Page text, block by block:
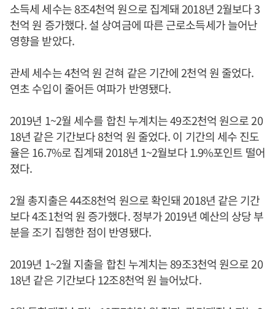
소득세 세수는 8조4천억 원으로 집계돼 2018년 2월보다 3
천억 원 증가했다. 설 상여금에 따른 근로소득세가 늘어난
영향을 받았다.
관세 세수는 4천억 원 걷혀 같은 기간에 2천억 원 줄었다.
연초 수입이 줄어든 여파가 반영됐다.
2019년 1~2월 세수를 합친 누계치는 49조2천억 원으로 20
18년 같은 기간보다 8천억 원 줄었다. 이 기간의 세수 진도
율은 16.7%로 집계돼 2018년 1~2월보다 1.9%포인트 떨어
졌다.
2월 총지출은 44조8천억 원으로 확인돼 2018년 같은 기간
보다 4조1천억 원 증가했다. 정부가 2019년 예산의 상당 부
분을 조기 집행한 점이 반영됐다.
2019년 1~2월 지출을 합친 누계치는 89조3천억 원으로 20
18년 같은 기간보다 12조8천억 원 늘어났다.